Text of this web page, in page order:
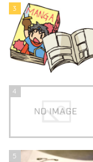
3
4
5